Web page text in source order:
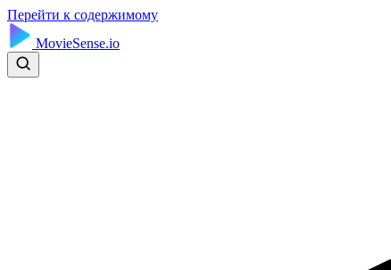
Перейти к содержимому
MovieSense.io